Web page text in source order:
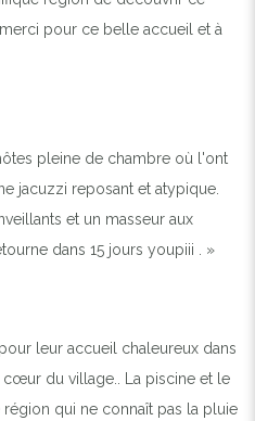
pour ce belle accueil et à
pleine de chambre où l'ont
jacuzzi reposant et atypique.
et un masseur aux
dans 15 jours youpiii . »
leur accueil chaleureux dans
du village.. La piscine et le
qui ne connaît pas la pluie